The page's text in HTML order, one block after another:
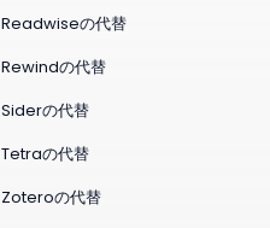
Readwiseの代替
Rewindの代替
Siderの代替
Tetraの代替
Zoteroの代替